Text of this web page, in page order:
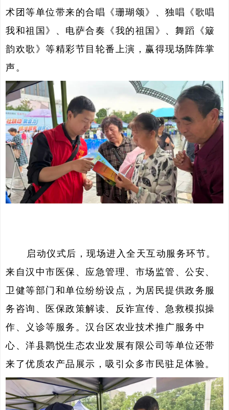
术团等单位带来的合唱《珊瑚颂》、独唱《歌唱
我和祖国》、电萨合奏《我的祖国 》、舞蹈《簸
韵欢歌》等精彩节目轮番上演，赢得现场阵阵掌
声。
启动仪式后，现场进入全天互动服务环节。
来自汉中市医保、应急管理、市场监管、公安、
卫健等部门和单位纷纷设点，为居民提供政务服
务咨询、医保政策解读、反诈宣传、急救模拟操
作、义诊等服务。汉台区农业技术推广服务中
心、洋县鹮悦生态农业发展有限公司等单位还带
来了优质农产品展示，吸引众多市民驻足体验。